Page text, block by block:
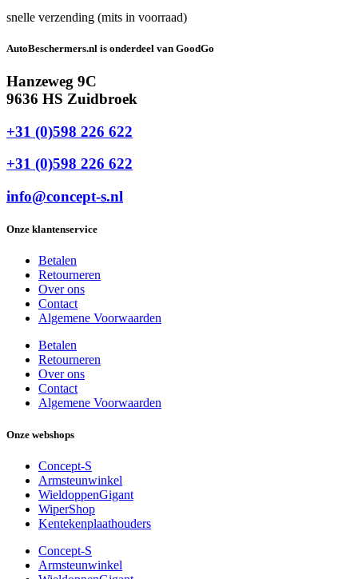
snelle verzending (mits in voorraad)
AutoBeschermers.nl is onderdeel van GoodGo
Hanzeweg 9C
9636 HS Zuidbroek
+31 (0)598 226 622
+31 (0)598 226 622
info@concept-s.nl
Onze klantenservice
Betalen
Retourneren
Over ons
Contact
Algemene Voorwaarden
Betalen
Retourneren
Over ons
Contact
Algemene Voorwaarden
Onze webshops
Concept-S
Armsteunwinkel
WieldoppenGigant
WiperShop
Kentekenplaathouders
Concept-S
Armsteunwinkel